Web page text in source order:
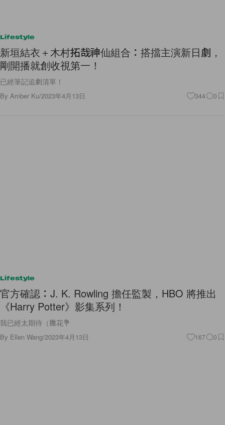
Lifestyle
新垣結衣＋木村拓哉神仙組合：搭擋主演新日劇，
剛開播就創收視第一！
已經筆記追劇清單！
By Amber Ku/2023年4月13日 344 0
Lifestyle
官方確認：J. K. Rowling 擔任監製，HBO 將推出
《Harry Potter》影集系列！
我已經太期待（撒花💐
By Ellen Wang/2023年4月13日 167 0